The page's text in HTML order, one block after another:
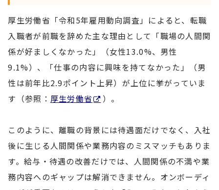
厚生労働省「令和5年雇用動向調査」によると、転職
入職者が前職を辞めた主な理由として「職場の人間関
係が好ましくなかった」（女性13.0%、男性
9.1%）、「仕事の内容に興味を持てなかった」（男
性は前年比2.9ポイント上昇）が上位に挙がっていま
す（参照： 厚生労働省 ）。
このように、離職の背景には待遇面だけでなく、入社
後に生じる人間関係や業務内容のミスマッチもありま
す。給与・待遇の改善だけでは、人間関係の不満や業
務内容へのギャップは解消できません。オンボーディ